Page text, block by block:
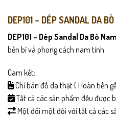
DEP101 – DÉP SANDAL DA
DEP101 – Dép Sandal Da Bò Nam
bền bỉ và phong cách nam tính
Cam kết:
Chỉ bán đồ da thật ( Hoàn tiền
Tất cả các sản phẩm đều được
Một đổi một đối với tất cả các